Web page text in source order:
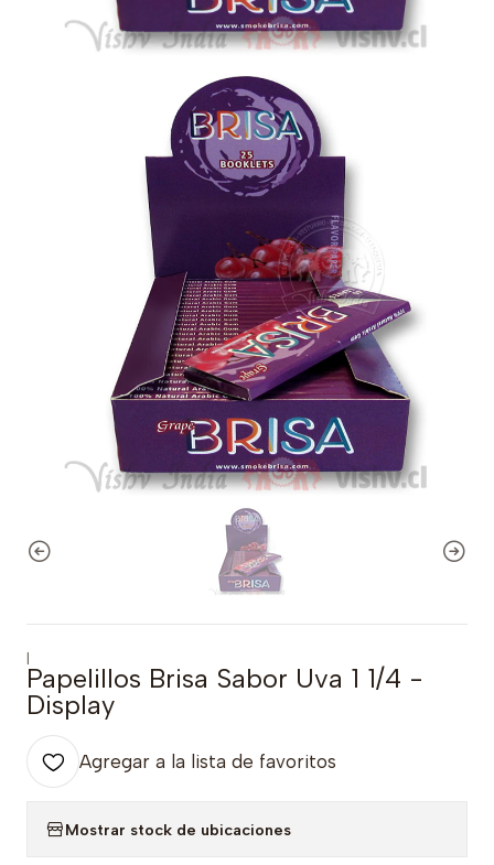
|
Papelillos Brisa Sabor Uva 1 1/4 -
Display
Agregar a la lista de favoritos
Mostrar stock de ubicaciones